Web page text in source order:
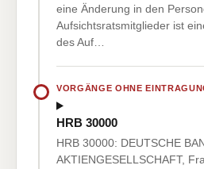
eine Änderung in den
Aufsichtsratsmitglieder ist
des Auf…
VORGÄNGE OHNE
HRB 30000
HRB 30000: DEUTSCHE
AKTIENGESELLSCHAFT,